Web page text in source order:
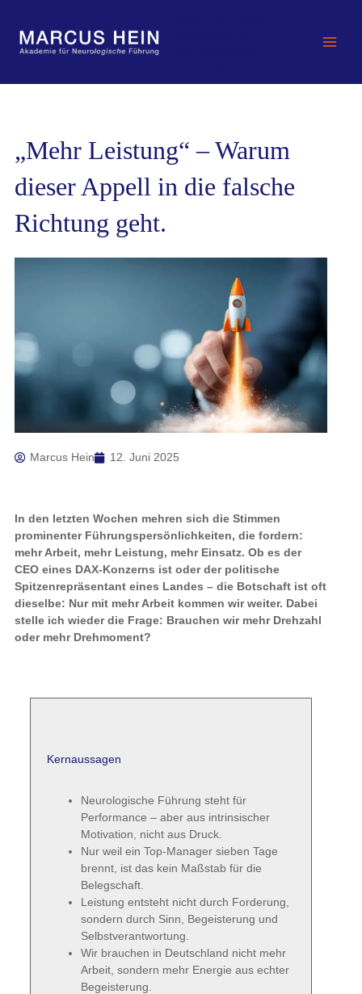
springen
„Mehr Leistung“ – Warum
dieser Appell in die falsche
Richtung geht.
Marcus Hein 12. Juni 2025
In den letzten Wochen mehren sich die Stimmen
prominenter Führungspersönlichkeiten, die fordern:
mehr Arbeit, mehr Leistung, mehr Einsatz. Ob es der
CEO eines DAX-Konzerns ist oder der politische
Spitzenrepräsentant eines Landes – die Botschaft ist oft
dieselbe: Nur mit mehr Arbeit kommen wir weiter. Dabei
stelle ich wieder die Frage: Brauchen wir mehr Drehzahl
oder mehr Drehmoment?
Kernaussagen
Neurologische Führung steht für
Performance – aber aus intrinsischer
Motivation, nicht aus Druck.
Nur weil ein Top-Manager sieben Tage
brennt, ist das kein Maßstab für die
Belegschaft.
Leistung entsteht nicht durch Forderung,
sondern durch Sinn, Begeisterung und
Selbstverantwortung.
Wir brauchen in Deutschland nicht mehr
Arbeit, sondern mehr Energie aus echter
Begeisterung.